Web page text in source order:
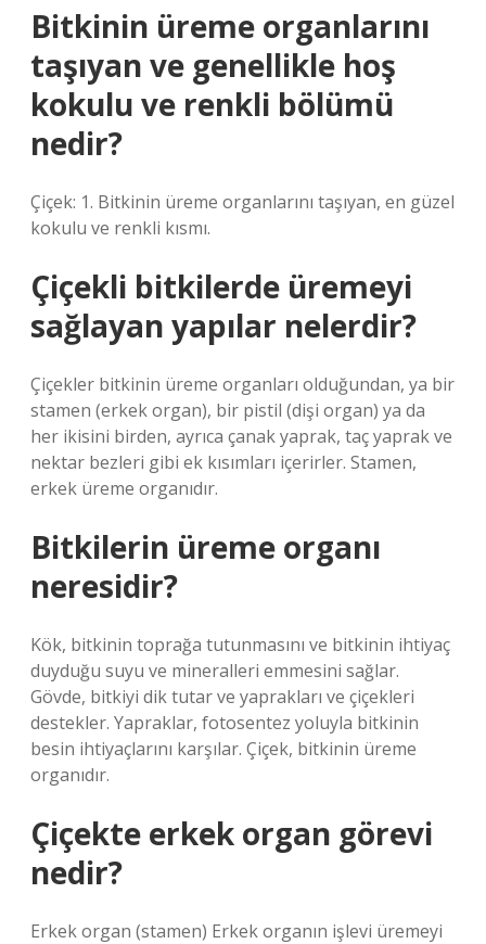
Bitkinin üreme organlarını
taşıyan ve genellikle hoş
kokulu ve renkli bölümü
nedir?
Çiçek: 1. Bitkinin üreme organlarını taşıyan, en güzel
kokulu ve renkli kısmı.
Çiçekli bitkilerde üremeyi
sağlayan yapılar nelerdir?
Çiçekler bitkinin üreme organları olduğundan, ya bir
stamen (erkek organ), bir pistil (dişi organ) ya da
her ikisini birden, ayrıca çanak yaprak, taç yaprak ve
nektar bezleri gibi ek kısımları içerirler. Stamen,
erkek üreme organıdır.
Bitkilerin üreme organı
neresidir?
Kök, bitkinin toprağa tutunmasını ve bitkinin ihtiyaç
duyduğu suyu ve mineralleri emmesini sağlar.
Gövde, bitkiyi dik tutar ve yaprakları ve çiçekleri
destekler. Yapraklar, fotosentez yoluyla bitkinin
besin ihtiyaçlarını karşılar. Çiçek, bitkinin üreme
organıdır.
Çiçekte erkek organ görevi
nedir?
Erkek organ (stamen) Erkek organın işlevi üremeyi